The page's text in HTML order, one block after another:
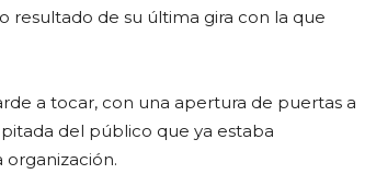
resultado de su última gira con la que
a tocar, con una apertura de puertas a
pitada del público que ya estaba